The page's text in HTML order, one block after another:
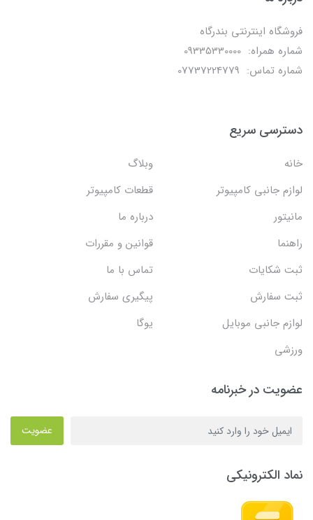
فروشگاه اینترنتی بندرگاه
شماره همراه: 09335330000
شماره تماس: 07737224779
دسترسی سریع
خانه
وبلاگ
لوازم جانبی کامپیوتر
قطعات کامپیوتر
مانیتور
درباره ما
راهنما
قوانین و مقررات
ثبت شکایات
تماس با ما
ثبت سفارش
پیگیری سفارش
لوازم جانبی موبایل
یوگا
ورزشی
عضویت در خبرنامه
عضویت
نماد الکترونیکی